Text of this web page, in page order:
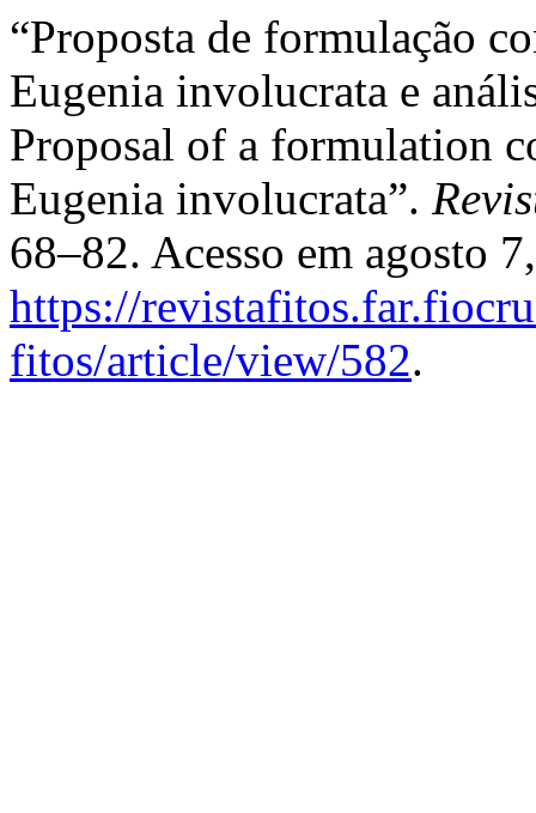
“Proposta de formulação
Eugenia involucrata e
Proposal of a formulation
Eugenia involucrata”.
68–82. Acesso em agosto
https://
fitos/article/view/582.